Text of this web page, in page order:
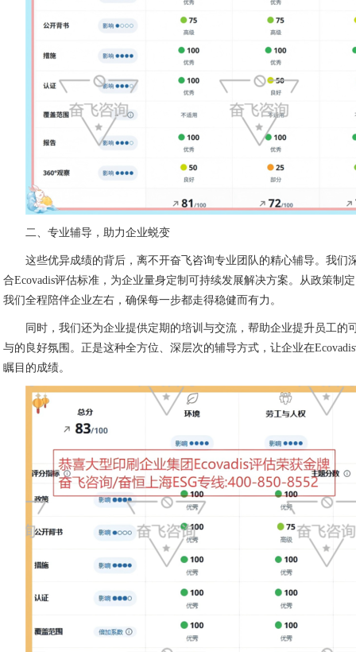
二、专业辅导，助力企业蜕变
这些优异成绩的背后，离不开奋飞咨询专业团队的精心辅导。我们
合Ecovadis评估标准，为企业量身定制可持续发展解决方案。从政策制
我们全程陪伴企业左右，确保每一步都走得稳健而有力。
同时，我们还为企业提供定期的培训与交流，帮助企业提升员工的
与的良好氛围。正是这种全方位、深层次的辅导方式，让企业在
瞩目的成绩。